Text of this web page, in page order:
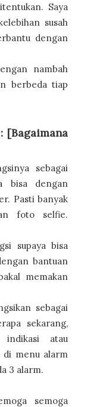
Saya
susah
dengan
nambah
berbeda tiap
[Bagaimana
sebagai
bisa dengan
Pasti banyak
foto selfie.
supaya bisa
bantuan
memakan
sebagai
sekarang,
atau
di menu alarm
3 alarm.
semoga